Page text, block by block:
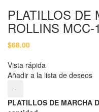
PLATILLOS DE
ROLLINS MCC-
$68.00
Vista rápida
Añadir a la lista de deseos
-
PLATILLOS DE MARCHA